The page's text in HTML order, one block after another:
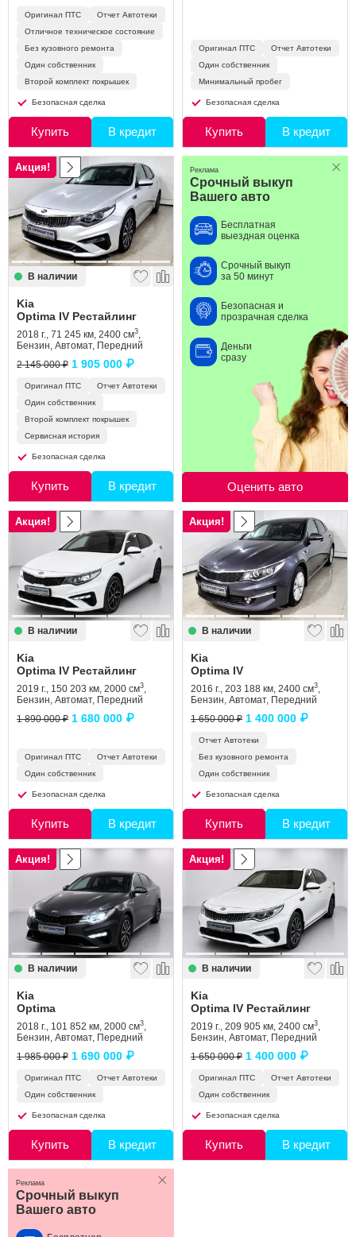
Оригинал ПТС
Отчет Автотеки
Отличное техническое состояние
Без кузовного ремонта
Один собственник
Второй комплект покрышек
Безопасная сделка
Купить В кредит
Оригинал ПТС
Отчет Автотеки
Один собственник
Минимальный пробег
Безопасная сделка
Купить В кредит
Акция!
В наличии
Kia
Optima IV Рестайлинг
2018 г., 71 245 км, 2400 см3,
Бензин, Автомат, Передний
2 145 000 ₽ 1 905 000 ₽
Оригинал ПТС
Отчет Автотеки
Один собственник
Второй комплект покрышек
Сервисная история
Безопасная сделка
Купить В кредит
Срочный выкуп
Вашего авто
Бесплатная
выездная оценка
Срочный выкуп
за 50 минут
Безопасная и
прозрачная сделка
Деньги
сразу
Оценить авто
Реклама
Акция!
В наличии
Kia
Optima IV Рестайлинг
2019 г., 150 203 км, 2000 см3,
Бензин, Автомат, Передний
1 890 000 ₽ 1 680 000 ₽
Оригинал ПТС
Отчет Автотеки
Один собственник
Безопасная сделка
Купить В кредит
Акция!
В наличии
Kia
Optima IV
2016 г., 203 188 км, 2400 см3,
Бензин, Автомат, Передний
1 650 000 ₽ 1 400 000 ₽
Отчет Автотеки
Без кузовного ремонта
Один собственник
Безопасная сделка
Купить В кредит
Акция!
В наличии
Kia
Optima
2018 г., 101 852 км, 2000 см3,
Бензин, Автомат, Передний
1 985 000 ₽ 1 690 000 ₽
Оригинал ПТС
Отчет Автотеки
Один собственник
Безопасная сделка
Купить В кредит
Акция!
В наличии
Kia
Optima IV Рестайлинг
2019 г., 209 905 км, 2400 см3,
Бензин, Автомат, Передний
1 650 000 ₽ 1 400 000 ₽
Оригинал ПТС
Отчет Автотеки
Один собственник
Безопасная сделка
Купить В кредит
Срочный выкуп
Вашего авто
Реклама